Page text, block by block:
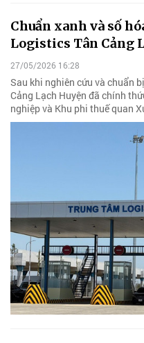
Chuẩn xanh và số
Logistics Tân Cảng
27/05/2026 16:28
Sau khi nghiên cứu và chuẩn
Cảng Lạch Huyện đã chính
nghiệp và Khu phi thuế quan